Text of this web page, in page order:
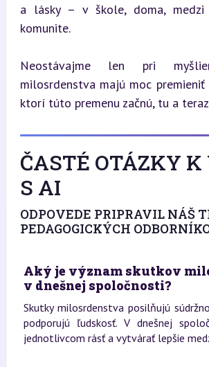
a lásky – v škole, doma,
komunite.
Neostávajme len pri
milosrdenstva majú moc
ktorí túto premenu začnú, tu a
ČASTÉ OTÁZKY K
S AI
ODPOVEDE PRIPRAVIL NÁŠ
PEDAGOGICKÝCH
Aký je význam skutkov
v dnešnej spoločnosti?
Skutky milosrdenstva posilňujú
podporujú ľudskosť. V dnešnej
jednotlivcom rásť a vytvárať lepšie